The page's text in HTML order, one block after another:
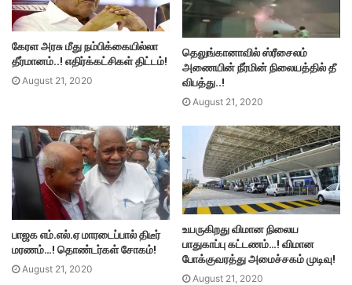
கேரள அரசு மீது நம்பிக்கையில்லா
தீர்மானம்..! எதிர்க்கட்சிகள் திட்டம்!
August 21, 2020
தெலுங்கானாவில் ஸ்ரீசைலம்
அணையின் நீர்மின் நிலையத்தில் தீ
விபத்து..!
August 21, 2020
பாஜக எம்.எல்.ஏ மாரடைப்பால் திடீர்
மரணம்…! தொண்டர்கள் சோகம்!
August 21, 2020
உயருகிறது விமான நிலைய
பாதுகாப்பு கட்டணம்…! விமான
போக்குவரத்து அமைச்சகம் முடிவு!
August 21, 2020